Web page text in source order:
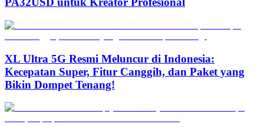
XL Ultra 5G Resmi Meluncur di Indonesia:
Kecepatan Super, Fitur Canggih, dan Paket yang
Bikin Dompet Tenang!